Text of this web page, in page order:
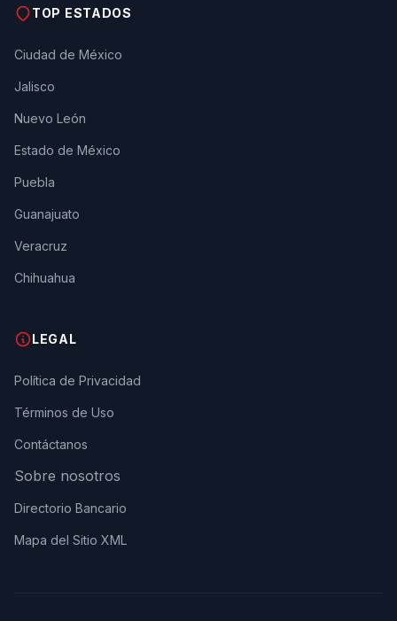
TOP ESTADOS
Ciudad de México
Jalisco
Nuevo León
Estado de México
Puebla
Guanajuato
Veracruz
Chihuahua
LEGAL
Política de Privacidad
Términos de Uso
Contáctanos
Sobre nosotros
Directorio Bancario
Mapa del Sitio XML